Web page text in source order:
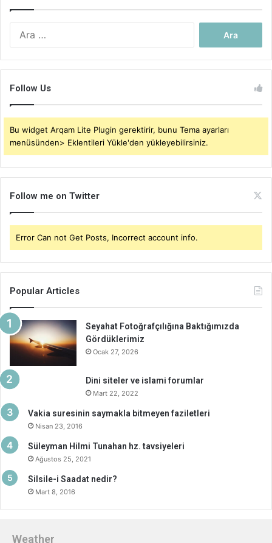
Follow Us
Bu widget Arqam Lite Plugin gerektirir, bunu Tema ayarları
menüsünden> Eklentileri Yükle'den yükleyebilirsiniz.
Follow me on Twitter
Error Can not Get Posts, Incorrect account info.
Popular Articles
Seyahat Fotoğrafçılığına Baktığımızda
Gördüklerimiz
Ocak 27, 2026
Dini siteler ve islami forumlar
Mart 22, 2022
Vakia suresinin saymakla bitmeyen faziletleri
Nisan 23, 2016
Süleyman Hilmi Tunahan hz. tavsiyeleri
Ağustos 25, 2021
Silsile-i Saadat nedir?
Mart 8, 2016
Weather